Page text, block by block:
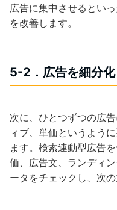
広告に集中させるとい
を改善します。
5-2．広告を細分
次に、ひとつずつの広
ィブ、単価というよう
ます。検索連動型広告
価、広告文、ランディ
ータをチェックし、次の